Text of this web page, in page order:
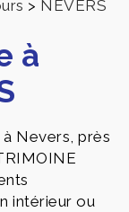
> NEVERS
à
Nevers, près
intérieur ou